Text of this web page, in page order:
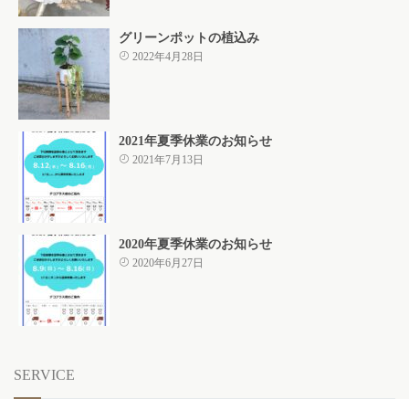
グリーンポットの植込み
2022年4月28日
2021年夏季休業のお知らせ
2021年7月13日
2020年夏季休業のお知らせ
2020年6月27日
SERVICE